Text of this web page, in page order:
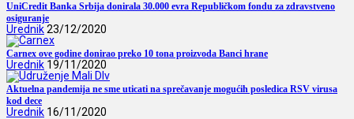
UniCredit Banka Srbija donirala 30.000 evra Republičkom fondu za zdravstveno
osiguranje
Urednik23/12/2020
Carnex ove godine donirao preko 10 tona proizvoda Banci hrane
Urednik 19/11/2020
Aktuelna pandemija ne sme uticati na sprečavanje mogućih posledica RSV virusa
kod dece
Urednik 16/11/2020